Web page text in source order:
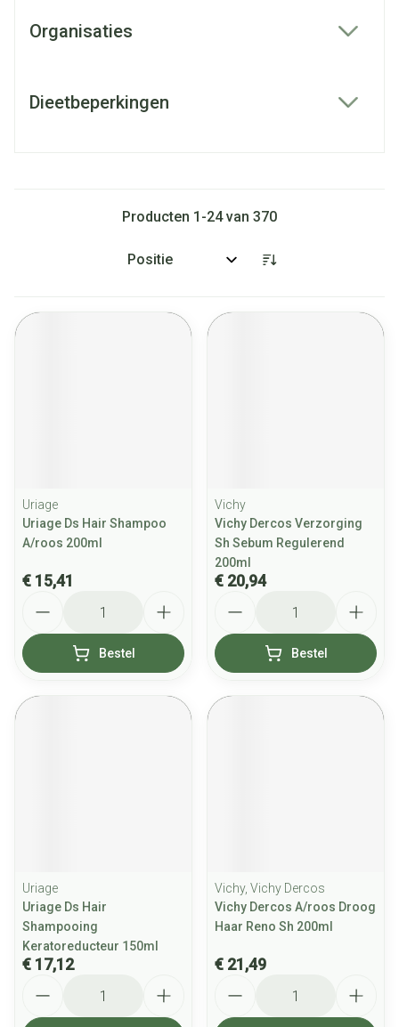
Organisaties
Dieetbeperkingen
Producten 1 -24van 370
Sorteer op:
Uriage
Uriage Ds Hair Shampoo
A/roos 200ml
€ 15,41
Bestel
Vichy
Vichy Dercos Verzorging
Sh Sebum Regulerend
200ml
€ 20,94
Bestel
Uriage
Uriage Ds Hair
Shampooing
Keratoreducteur 150ml
€ 17,12
Vichy, Vichy Dercos
Vichy Dercos A/roos Droog
Haar Reno Sh 200ml
€ 21,49